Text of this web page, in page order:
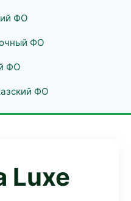
ФО
ФО
ФО
ФО
Luxe